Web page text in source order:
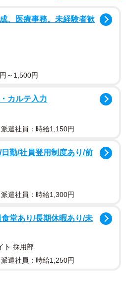
、医療事務。未経験者歓
～1,500円
カルテ入力
派遣社員：時給1,150円
勤/社員登用制度あり/前
派遣社員：時給1,300円
堂あり/長期休暇あり/未
ト 採用部
派遣社員：時給1,250円